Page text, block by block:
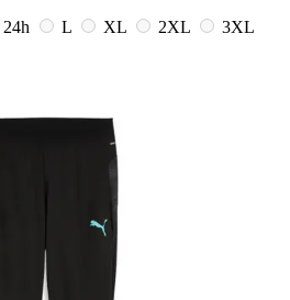
24h L XL 2XL
3XL